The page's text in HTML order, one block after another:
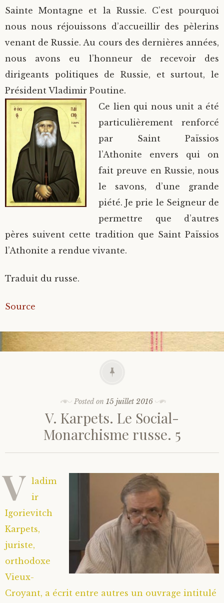
Sainte Montagne et la Russie. C’est pourquoi
nous nous réjouissons d’accueillir des pèlerins
venant de Russie. Au cours des dernières années,
nous avons eu l’honneur de recevoir des
dirigeants politiques de Russie, et surtout, le
Président Vladimir Poutine.
Ce lien qui nous unit a été
particulièrement renforcé
par Saint Païssios
l’Athonite envers qui on
fait preuve en Russie, nous
le savons, d’une grande
piété. Je prie le Seigneur de
permettre que d’autres
pères suivent cette tradition que Saint Païssios
l’Athonite a rendue vivante.
Traduit du russe.
Source
Posted on15 juillet 2016
V. Karpets. Le Social-
Monarchisme russe. 5
V ladim
ir
Igorievitch
Karpets,
juriste,
orthodoxe
Vieux-
Croyant, a écrit entre autres un ouvrage intitulé